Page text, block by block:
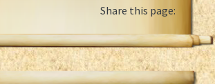
Share this page: